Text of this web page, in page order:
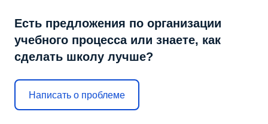
Есть предложения по организации
учебного процесса или знаете, как
сделать школу лучше?
Написать о проблеме